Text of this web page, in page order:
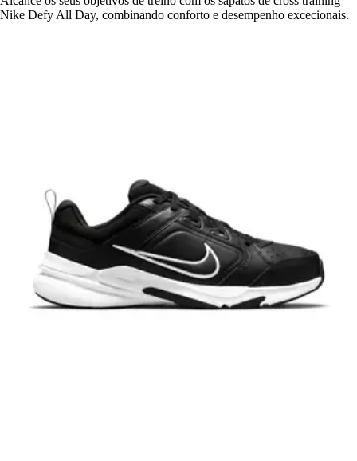
Nike Defy All Day, combinando conforto e desempenho excecionais.